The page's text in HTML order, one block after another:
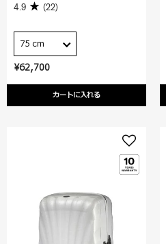
¥62,700
カートに入れる
4.9 (22)
75 cm